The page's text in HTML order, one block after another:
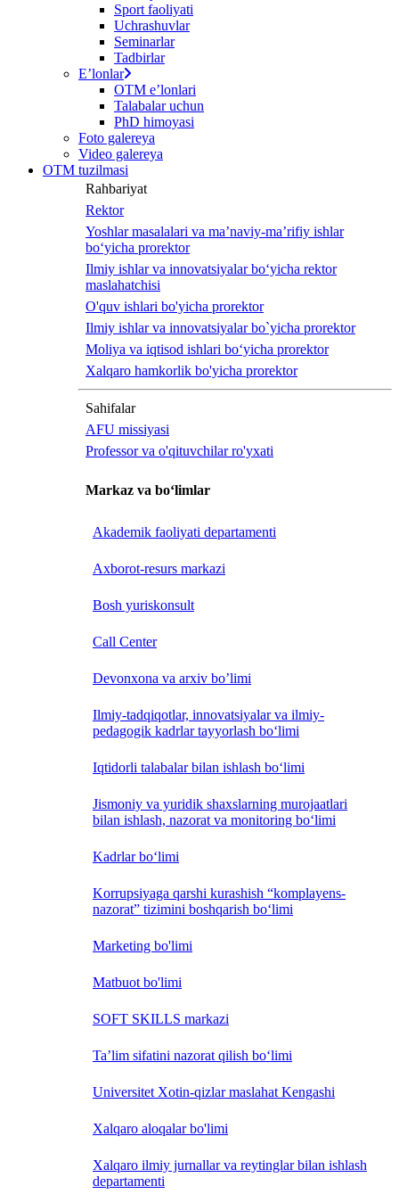
content.
Sport faoliyati
Uchrashuvlar
Seminarlar
Tadbirlar
Eʼlonlar
OTM eʼlonlari
Talabalar uchun
PhD himoyasi
Foto galereya
Video galereya
OTM tuzilmasi
Rahbariyat
Rektor
Yoshlar masalalari va ma’naviy-ma’rifiy ishlar
bo‘yicha prorektor
Ilmiy ishlar va innovatsiyalar bo‘yicha rektor
maslahatchisi
O'quv ishlari bo'yicha prorektor
Ilmiy ishlar va innovatsiyalar bo`yicha prorektor
Moliya va iqtisod ishlari bo‘yicha prorektor
Xalqaro hamkorlik bo'yicha prorektor
Sahifalar
AFU missiyasi
Professor va o'qituvchilar ro'yxati
Markaz va bo‘limlar
Akademik faoliyati departamenti
Axborot-resurs markazi
Bosh yuriskonsult
Call Center
Devonxona va arxiv bo’limi
Ilmiy-tadqiqotlar, innovatsiyalar va ilmiy-
pedagogik kadrlar tayyorlash bo‘limi
Iqtidorli talabalar bilan ishlash bo‘limi
Jismoniy va yuridik shaxslarning murojaatlari
bilan ishlash, nazorat va monitoring bo‘limi
Kadrlar bo‘limi
Korrupsiyaga qarshi kurashish “komplayens-
nazorat” tizimini boshqarish bo‘limi
Marketing bo'limi
Matbuot bo'limi
SOFT SKILLS markazi
Ta’lim sifatini nazorat qilish bo‘limi
Universitet Xotin-qizlar maslahat Kengashi
Xalqaro aloqalar bo'limi
Xalqaro ilmiy jurnallar va reytinglar bilan ishlash
departamenti